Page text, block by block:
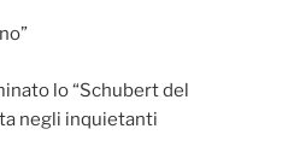
lo “Schubert del
negli inquietanti